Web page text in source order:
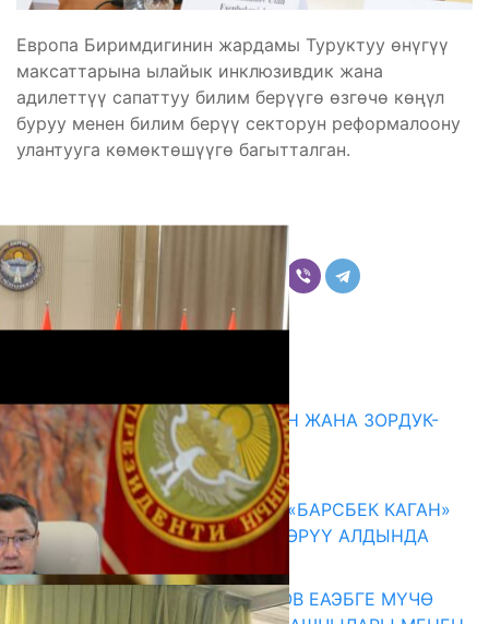
Европа Биримдигинин жардамы Туруктуу өнүгүү
максаттарына ылайык инклюзивдик жана
адилеттүү сапаттуу билим берүүгө өзгөчө көңүл
буруу менен билим берүү секторун реформалоону
улантууга көмөктөшүүгө багытталган.
Комментарийлер
ГЕНДЕРДИК БАСМЫРЛООДОН ЖАНА ЗОРДУК-
ЗОМБУЛУКТАН КОРГОО
07.08.2026
КЫРГЫЗ ТАРЫХЫ ТАСМАДА: «БАРСБЕК КАГАН»
КӨРКӨМ ТАСМАСЫ ЖАРЫК КӨРҮҮ АЛДЫНДА
07.08.2026
ПРЕЗИДЕНТ САДЫР ЖАПАРОВ ЕАЭБГЕ МҮЧӨ